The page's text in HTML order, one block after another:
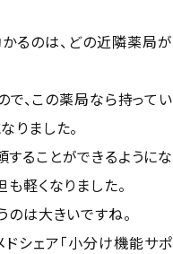
かるのは、どの近隣薬局が
で、この薬局なら持ってい
りました。
ることができるようにな
軽くなりました。
は大きいですね。
ドシェア「小分け機能サポ